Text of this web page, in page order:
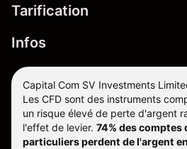
Tarification
Infos
Capital Com SV Investments
Les CFD sont des instruments
un risque élevé de perte d'argent
l'effet de levier. 74% des
particuliers perdent de l'argent